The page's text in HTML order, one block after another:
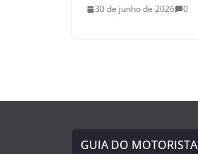
30 de junho de 2026 0
GUIA DO MOTORISTA